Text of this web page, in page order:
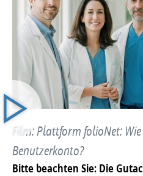
Film: Plattform folioNet:
Benutzerkonto?
Bitte beachten Sie: Die